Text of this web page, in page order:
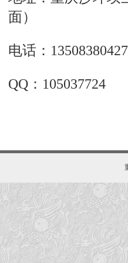
面）
电话：13508380427
QQ：105037724